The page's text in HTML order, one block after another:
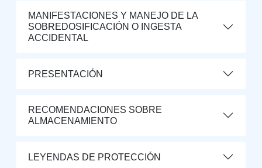
MANIFESTACIONES Y MANEJO DE LA
SOBREDOSIFICACIÓN O INGESTA
ACCIDENTAL
PRESENTACIÓN
RECOMENDACIONES SOBRE
ALMACENAMIENTO
LEYENDAS DE PROTECCIÓN